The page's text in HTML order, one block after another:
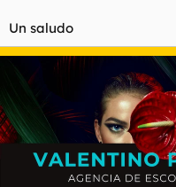
Un saludo